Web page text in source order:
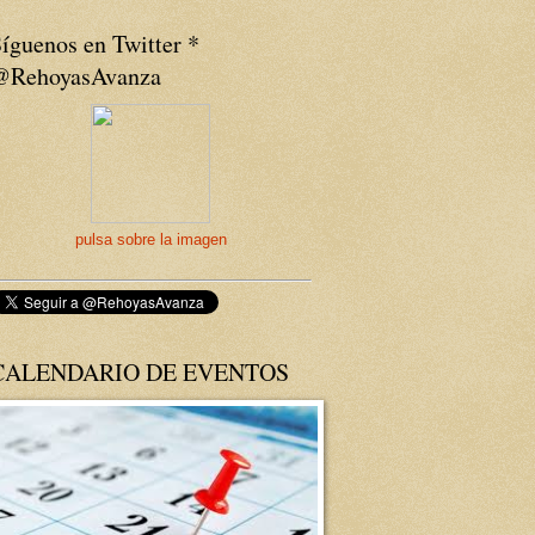
en Twitter *
pulsa sobre la imagen
DE EVENTOS